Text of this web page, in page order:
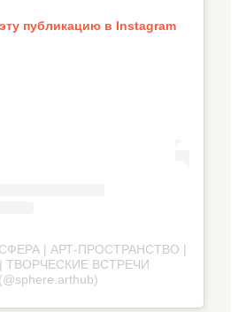
публикацию в Instagram
СФЕРА | АРТ-ПРОСТРАНСТВО |
ТВОРЧЕСКИЕ ВСТРЕЧИ
(@sphere.arthub)